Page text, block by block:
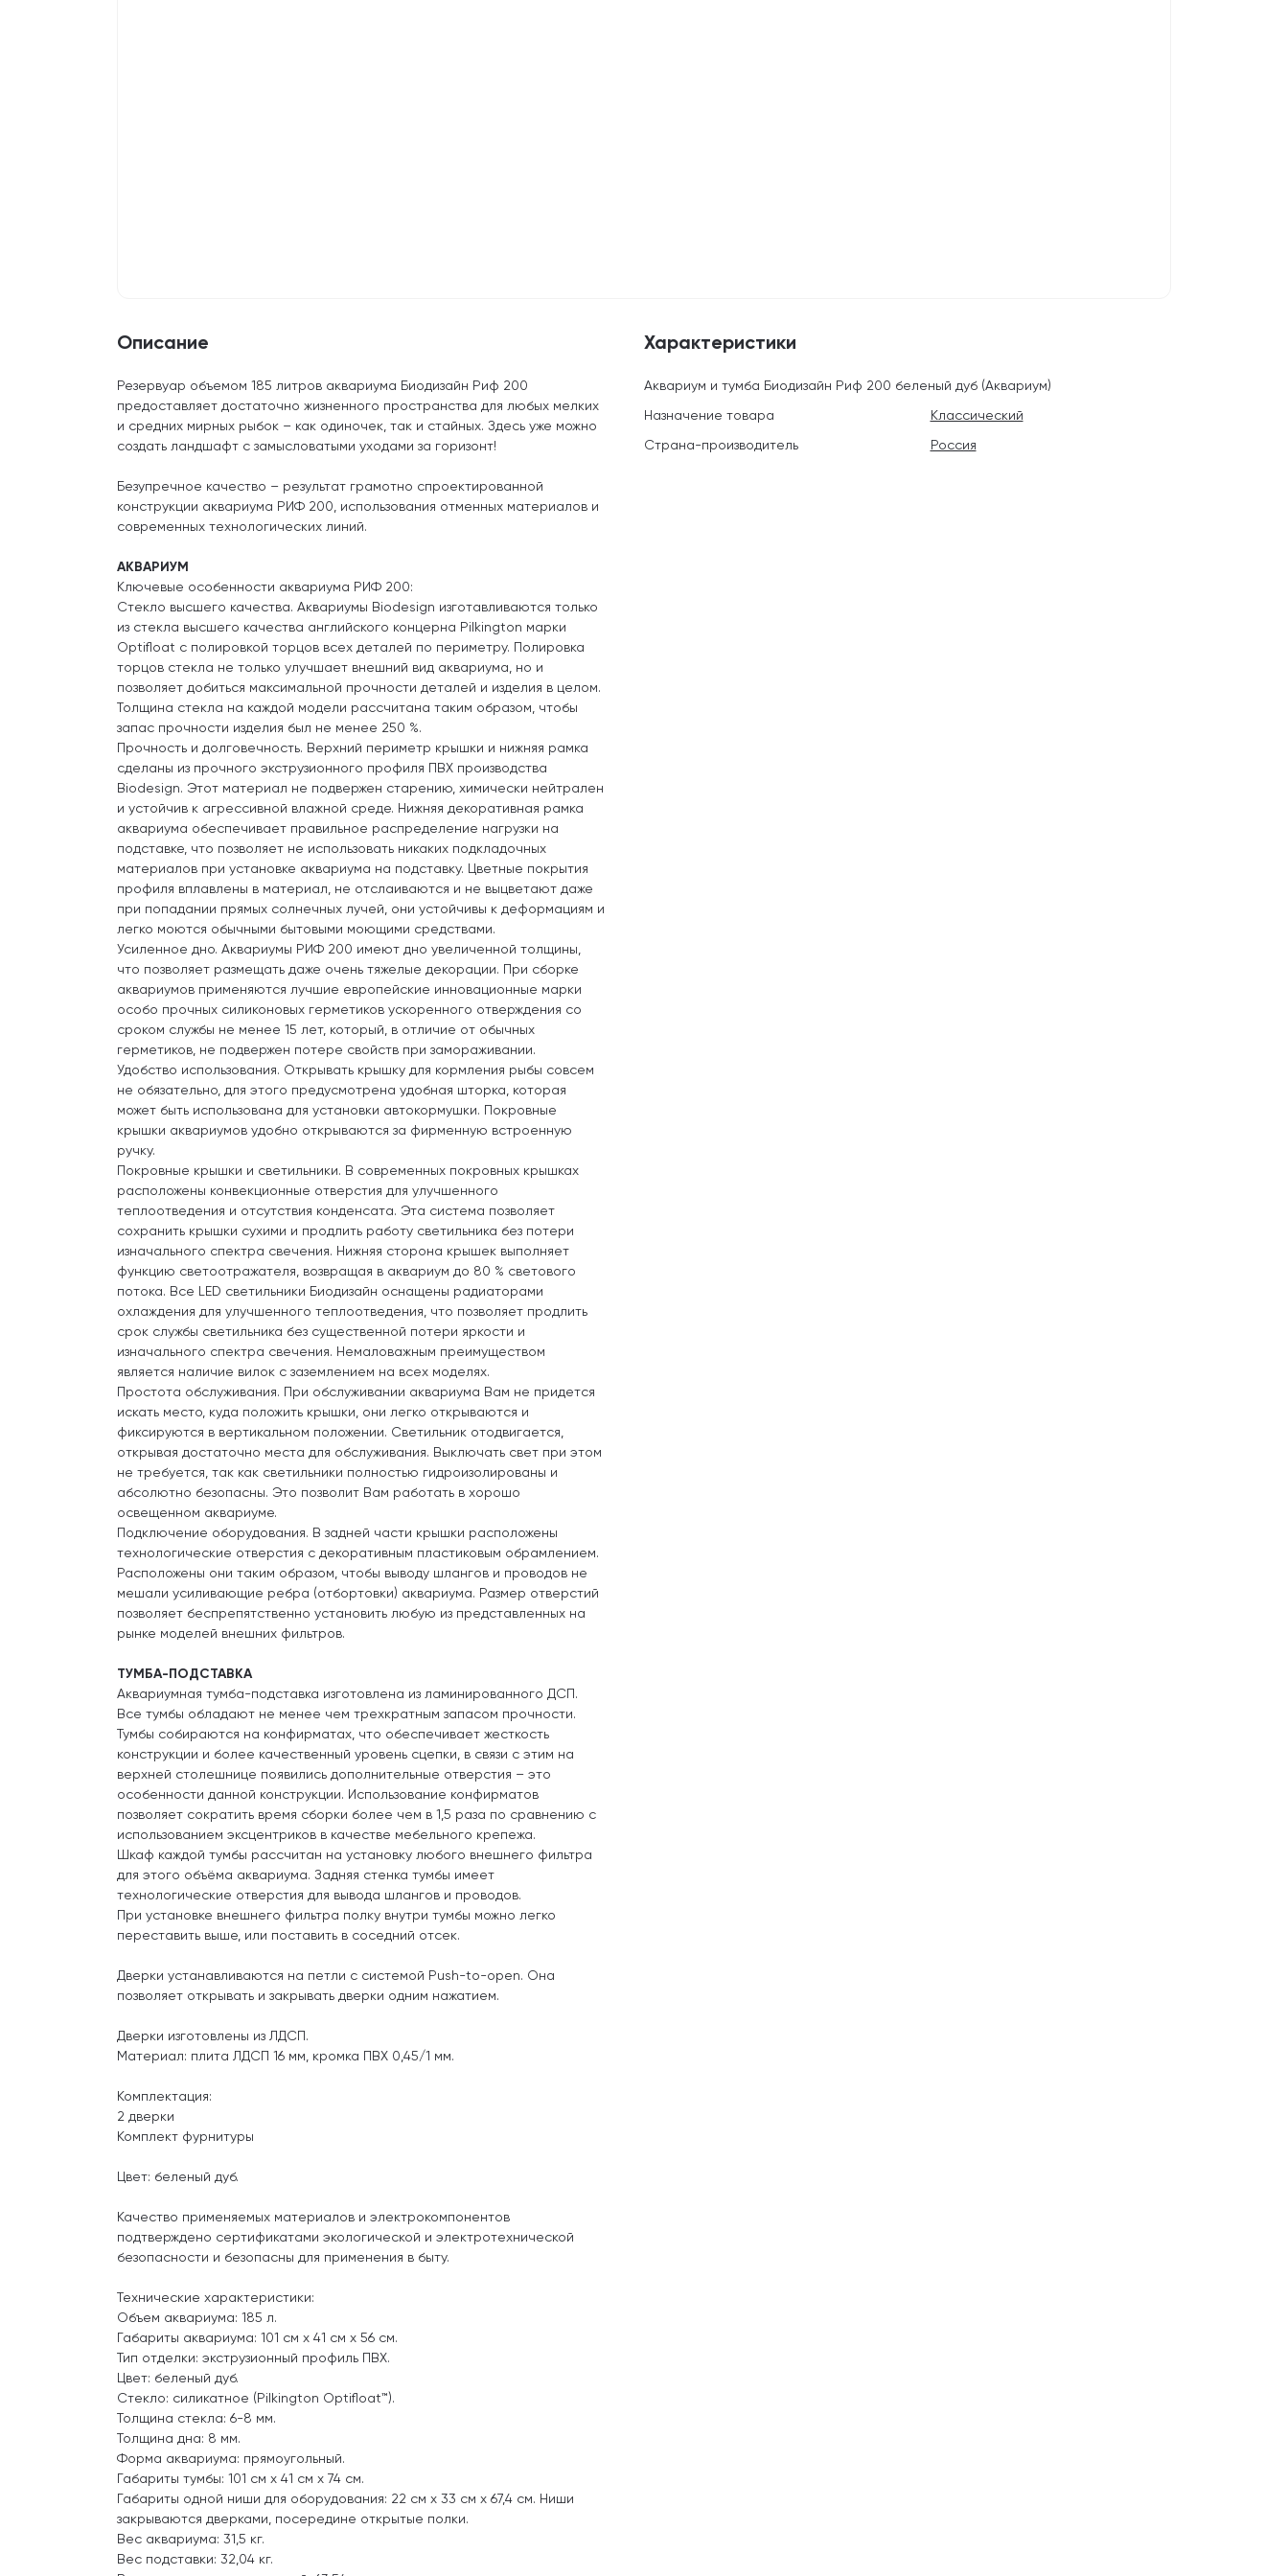
Описание
Резервуар объемом 185 литров аквариума Биодизайн Риф 200
предоставляет достаточно жизненного пространства для любых мелких
и средних мирных рыбок – как одиночек, так и стайных. Здесь уже можно
создать ландшафт с замысловатыми уходами за горизонт!
Безупречное качество – результат грамотно спроектированной
конструкции аквариума РИФ 200, использования отменных материалов и
современных технологических линий.
АКВАРИУМ
Ключевые особенности аквариума РИФ 200:
Стекло высшего качества. Аквариумы Biodesign изготавливаются только
из стекла высшего качества английского концерна Pilkington марки
Optifloat с полировкой торцов всех деталей по периметру. Полировка
торцов стекла не только улучшает внешний вид аквариума, но и
позволяет добиться максимальной прочности деталей и изделия в целом.
Толщина стекла на каждой модели рассчитана таким образом, чтобы
запас прочности изделия был не менее 250 %.
Прочность и долговечность. Верхний периметр крышки и нижняя рамка
сделаны из прочного экструзионного профиля ПВХ производства
Biodesign. Этот материал не подвержен старению, химически нейтрален
и устойчив к агрессивной влажной среде. Нижняя декоративная рамка
аквариума обеспечивает правильное распределение нагрузки на
подставке, что позволяет не использовать никаких подкладочных
материалов при установке аквариума на подставку. Цветные покрытия
профиля вплавлены в материал, не отслаиваются и не выцветают даже
при попадании прямых солнечных лучей, они устойчивы к деформациям и
легко моются обычными бытовыми моющими средствами.
Усиленное дно. Аквариумы РИФ 200 имеют дно увеличенной толщины,
что позволяет размещать даже очень тяжелые декорации. При сборке
аквариумов применяются лучшие европейские инновационные марки
особо прочных силиконовых герметиков ускоренного отверждения со
сроком службы не менее 15 лет, который, в отличие от обычных
герметиков, не подвержен потере свойств при замораживании.
Удобство использования. Открывать крышку для кормления рыбы совсем
не обязательно, для этого предусмотрена удобная шторка, которая
может быть использована для установки автокормушки. Покровные
крышки аквариумов удобно открываются за фирменную встроенную
ручку.
Покровные крышки и светильники. В современных покровных крышках
расположены конвекционные отверстия для улучшенного
теплоотведения и отсутствия конденсата. Эта система позволяет
сохранить крышки сухими и продлить работу светильника без потери
изначального спектра свечения. Нижняя сторона крышек выполняет
функцию светоотражателя, возвращая в аквариум до 80 % светового
потока. Все LED светильники Биодизайн оснащены радиаторами
охлаждения для улучшенного теплоотведения, что позволяет продлить
срок службы светильника без существенной потери яркости и
изначального спектра свечения. Немаловажным преимуществом
является наличие вилок с заземлением на всех моделях.
Простота обслуживания. При обслуживании аквариума Вам не придется
искать место, куда положить крышки, они легко открываются и
фиксируются в вертикальном положении. Светильник отодвигается,
открывая достаточно места для обслуживания. Выключать свет при этом
не требуется, так как светильники полностью гидроизолированы и
абсолютно безопасны. Это позволит Вам работать в хорошо
освещенном аквариуме.
Подключение оборудования. В задней части крышки расположены
технологические отверстия с декоративным пластиковым обрамлением.
Расположены они таким образом, чтобы выводу шлангов и проводов не
мешали усиливающие ребра (отбортовки) аквариума. Размер отверстий
позволяет беспрепятственно установить любую из представленных на
рынке моделей внешних фильтров.
ТУМБА-ПОДСТАВКА
Аквариумная тумба-подставка изготовлена из ламинированного ДСП.
Все тумбы обладают не менее чем трехкратным запасом прочности.
Тумбы собираются на конфирматах, что обеспечивает жесткость
конструкции и более качественный уровень сцепки, в связи с этим на
верхней столешнице появились дополнительные отверстия – это
особенности данной конструкции. Использование конфирматов
позволяет сократить время сборки более чем в 1,5 раза по сравнению с
использованием эксцентриков в качестве мебельного крепежа.
Шкаф каждой тумбы рассчитан на установку любого внешнего фильтра
для этого объёма аквариума. Задняя стенка тумбы имеет
технологические отверстия для вывода шлангов и проводов.
При установке внешнего фильтра полку внутри тумбы можно легко
переставить выше, или поставить в соседний отсек.
Дверки устанавливаются на петли с системой Push-to-open. Она
позволяет открывать и закрывать дверки одним нажатием.
Дверки изготовлены из ЛДСП.
Материал: плита ЛДСП 16 мм, кромка ПВХ 0,45/1 мм.
Комплектация:
2 дверки
Комплект фурнитуры
Цвет: беленый дуб.
Качество применяемых материалов и электрокомпонентов
подтверждено сертификатами экологической и электротехнической
безопасности и безопасны для применения в быту.
Технические характеристики:
Объем аквариума: 185 л.
Габариты аквариума: 101 см x 41 см x 56 см.
Тип отделки: экструзионный профиль ПВХ.
Цвет: беленый дуб.
Стекло: силикатное (Pilkington Optifloat™).
Толщина стекла: 6-8 мм.
Толщина дна: 8 мм.
Форма аквариума: прямоугольный.
Габариты тумбы: 101 см x 41 см x 74 см.
Габариты одной ниши для оборудования: 22 см x 33 см x 67,4 см. Ниши
закрываются дверками, посередине открытые полки.
Вес аквариума: 31,5 кг.
Вес подставки: 32,04 кг.
Характеристики
Аквариум и тумба Биодизайн Риф 200 беленый дуб (Аквариум)
Назначение товара
Классический
Страна-производитель
Россия